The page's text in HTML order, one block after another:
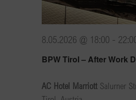
BPW Tirol – After Work
8.05.2026 @ 18:00 -
AC Hotel Marriott Salurner